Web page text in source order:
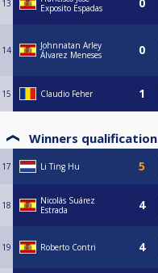
13
Exposito Espadas
14
Johnnatan Arley
Álvarez Meneses
15 Claudio Feher
Winners qualification
17 Li Ting Hu
18
Nicolás Suárez
Estrada
19 Roberto Contri